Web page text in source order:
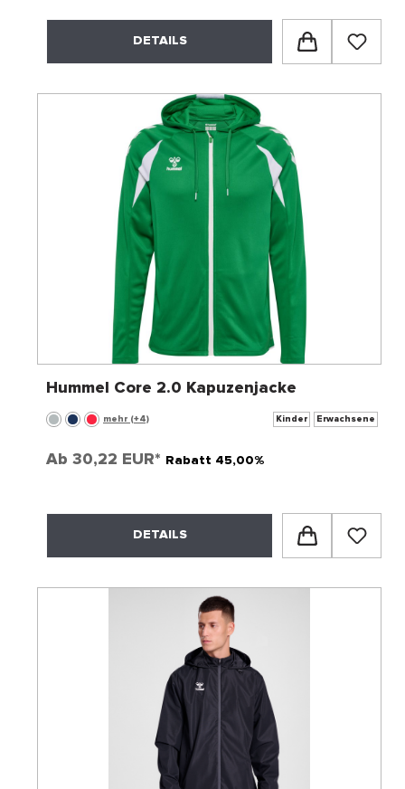
DETAILS
Hummel Core 2.0 Kapuzenjacke
mehr (+4) Kinder Erwachsene
Ab 30,22 EUR* Rabatt 45,00%
DETAILS